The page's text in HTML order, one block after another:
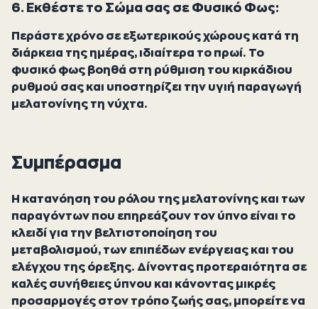
6. Εκθέστε το Σώμα σας σε Φυσικό Φως:
Περάστε χρόνο σε εξωτερικούς χώρους κατά τη
διάρκεια της ημέρας, ιδιαίτερα το πρωί. Το
φυσικό φως βοηθά στη ρύθμιση του κιρκάδιου
ρυθμού σας και υποστηρίζει την υγιή παραγωγή
μελατονίνης τη νύχτα.
Συμπέρασμα
Η κατανόηση του ρόλου της μελατονίνης και των
παραγόντων που επηρεάζουν τον ύπνο είναι το
κλειδί για την βελτιστοποίηση του
μεταβολισμού, των επιπέδων ενέργειας και του
ελέγχου της όρεξης. Δίνοντας προτεραιότητα σε
καλές συνήθειες ύπνου και κάνοντας μικρές
προσαρμογές στον τρόπο ζωής σας, μπορείτε να